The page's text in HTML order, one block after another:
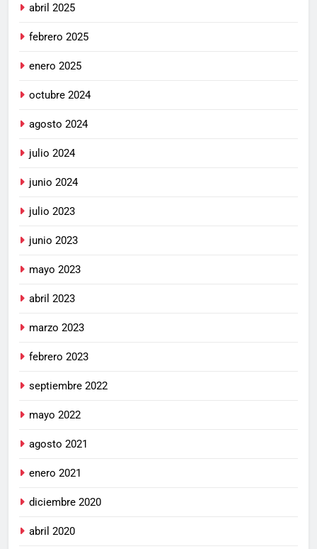
abril 2025
febrero 2025
enero 2025
octubre 2024
agosto 2024
julio 2024
junio 2024
julio 2023
junio 2023
mayo 2023
abril 2023
marzo 2023
febrero 2023
septiembre 2022
mayo 2022
agosto 2021
enero 2021
diciembre 2020
abril 2020